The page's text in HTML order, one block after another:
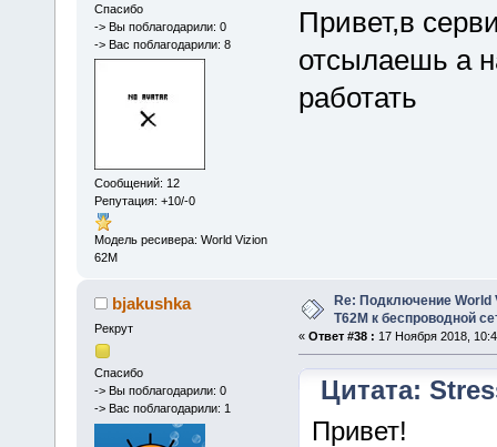
Спасибо
-> Вы поблагодарили: 0
-> Вас поблагодарили: 8
Сообщений: 12
Репутация: +10/-0
Модель ресивера: World Vizion
62М
Привет,в
отсылаешь а
работать
bjakushka
Рекрут
Спасибо
-> Вы поблагодарили: 0
-> Вас поблагодарили: 1
Re: Подключение World
Т62М к беспроводной
« Ответ #38 : 17 Ноября 2018,
Цитата:
Привет!